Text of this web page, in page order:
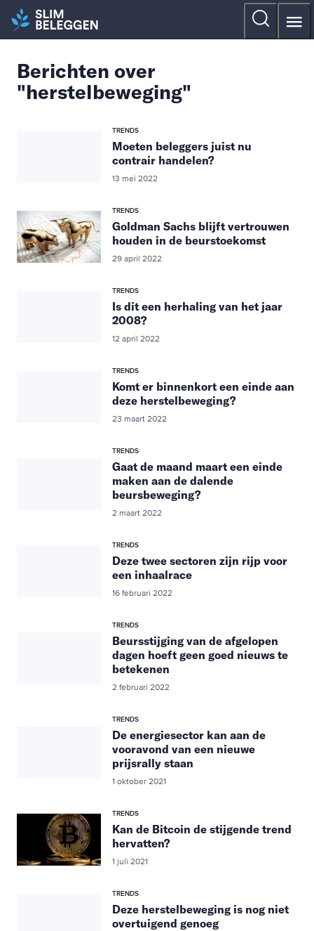
Berichten over
"herstelbeweging"
TRENDS
Moeten beleggers juist nu
contrair handelen?
13 mei 2022
TRENDS
Goldman Sachs blijft vertrouwen
houden in de beurstoekomst
29 april 2022
TRENDS
Is dit een herhaling van het jaar
2008?
12 april 2022
TRENDS
Komt er binnenkort een einde aan
deze herstelbeweging?
23 maart 2022
TRENDS
Gaat de maand maart een einde
maken aan de dalende
beursbeweging?
2 maart 2022
TRENDS
Deze twee sectoren zijn rijp voor
een inhaalrace
16 februari 2022
TRENDS
Beursstijging van de afgelopen
dagen hoeft geen goed nieuws te
betekenen
2 februari 2022
TRENDS
De energiesector kan aan de
vooravond van een nieuwe
prijsrally staan
1 oktober 2021
TRENDS
Kan de Bitcoin de stijgende trend
hervatten?
1 juli 2021
TRENDS
Deze herstelbeweging is nog niet
overtuigend genoeg